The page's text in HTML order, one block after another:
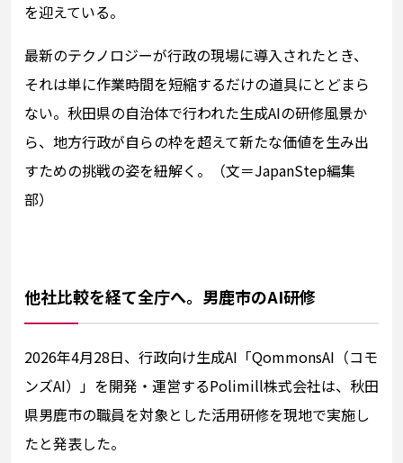
を迎えている。
最新のテクノロジーが行政の現場に導入されたとき、
それは単に作業時間を短縮するだけの道具にとどまら
ない。秋田県の自治体で行われた生成AIの研修風景か
ら、地方行政が自らの枠を超えて新たな価値を生み出
すための挑戦の姿を紐解く。（文＝JapanStep編集
部）
他社比較を経て全庁へ。男鹿市のAI研修
2026年4月28日、行政向け生成AI「QommonsAI（コモ
ンズAI）」を開発・運営するPolimill株式会社は、秋田
県男鹿市の職員を対象とした活用研修を現地で実施し
たと発表した。